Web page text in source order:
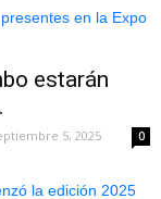
estarán
5, 2025 0